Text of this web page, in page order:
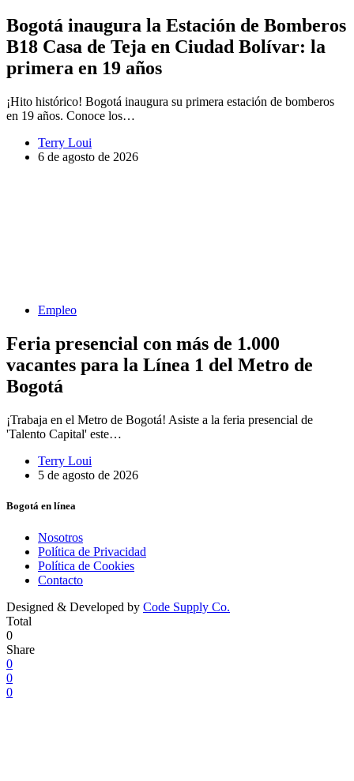
Bogotá inaugura la Estación de Bomberos
B18 Casa de Teja en Ciudad Bolívar: la
primera en 19 años
¡Hito histórico! Bogotá inaugura su primera estación de bomberos
en 19 años. Conoce los…
Terry Loui
6 de agosto de 2026
Empleo
Feria presencial con más de 1.000
vacantes para la Línea 1 del Metro de
Bogotá
¡Trabaja en el Metro de Bogotá! Asiste a la feria presencial de
'Talento Capital' este…
Terry Loui
5 de agosto de 2026
Bogotá en línea
Nosotros
Política de Privacidad
Política de Cookies
Contacto
Designed & Developed by Code Supply Co.
Total
0
Share
0
0
0